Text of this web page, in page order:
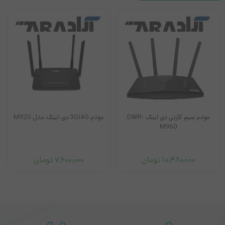
مودم نتربیت مدل NW-431F یک روتر 4G رومیزی است که با استفاده
از چهار آنتن قدرتمند، امکان اتصال چندین کاربر مختلف به اینترنت
به‌صورت همزمان را فراهم می‌کند. جالب است بدانید که مودم nw 431f
با بهره‌مندی از آخرین تکنولوژی‌های شبکه 4G می‌تواند شما را با سرعت
مودم NW 431F با استفاده از فایروال داخلی خود به راحتی می‌تواند با
جدیدترین روش‌های رمزنگاری بی‌سیم از جمله WPA/WPA2، یک اتصال
مودم سیم کارتی دی لینک DWR-
M960
10,480,000 تومان
مودم 3G/4G دی-لینک مدل M920
7,600,000 تومان